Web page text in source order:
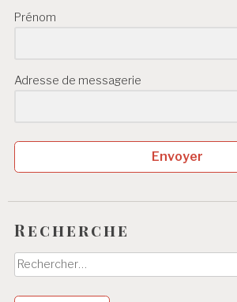
Prénom
Adresse de messagerie
Envoyer
Recherche
Rechercher :